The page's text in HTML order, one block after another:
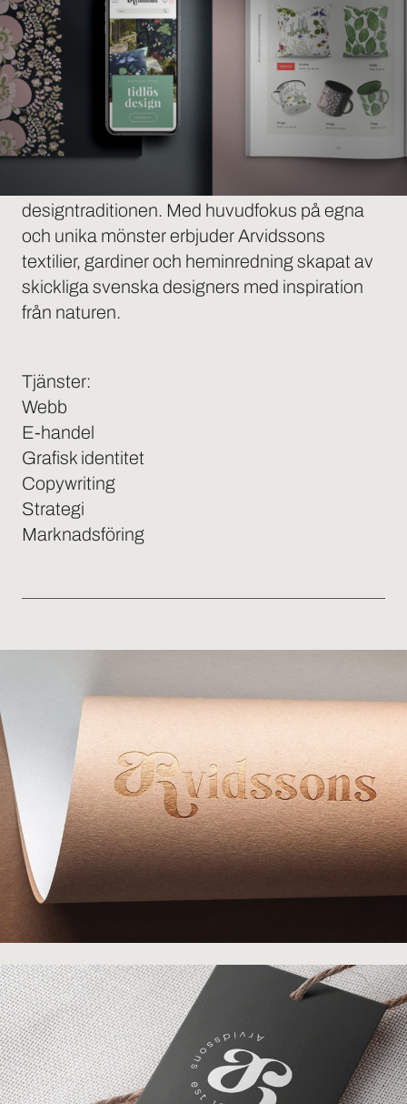
den moderna marknaden
Arvidssons är ett textilföretag som sedan 1949
designtraditionen. Med huvudfokus på egna
och unika mönster erbjuder Arvidssons
textilier, gardiner och heminredning skapat av
skickliga svenska designers med inspiration
från naturen.
Tjänster:
Webb
E-handel
Grafisk identitet
Copywriting
Strategi
Marknadsföring